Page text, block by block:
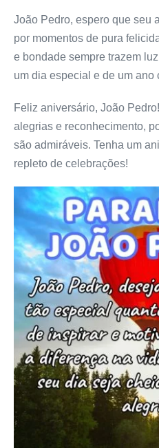
João Pedro, espero que seu
por momentos de pura
e bondade sempre trazem
um dia especial e de um ano
Feliz aniversário, João
alegrias e reconhecimento,
são admiráveis. Tenha um
repleto de celebrações!